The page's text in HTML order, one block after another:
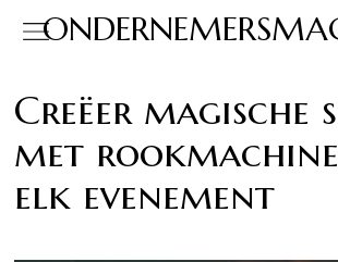
Creëer magische
met
elk evenement